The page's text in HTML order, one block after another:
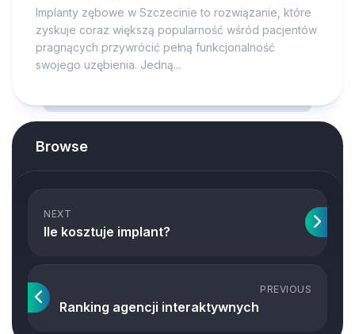
Implanty zębowe w Szczecinie to rozwiązanie, które
zyskuje coraz większą popularność wśród pacjentów
pragnących przywrócić pełną funkcjonalność
swojego uzębienia. Jedną...
Browse
NEXT
Ile kosztuje implant?
PREVIOUS
Ranking agencji interaktywnych